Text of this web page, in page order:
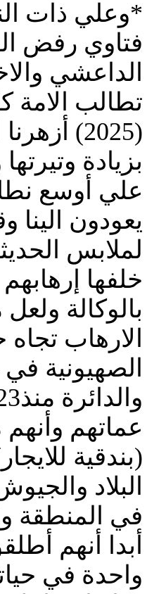
*وعلي ذات
فتاوي رفض
الداعشي
تطالب الامة
(2025)
بزيادة
علي أوسع
يعودون الينا
لملابس
خلفها
بالوكالة
الارهاب تجاه
الصهيونية
عماتهم
(بندقية
البلاد
في المنطقة
أبدا أنهم
واحدة في